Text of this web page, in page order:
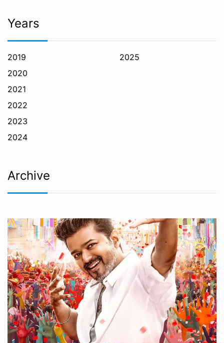
Years
2019
2020
2021
2022
2023
2024
2025
Archive